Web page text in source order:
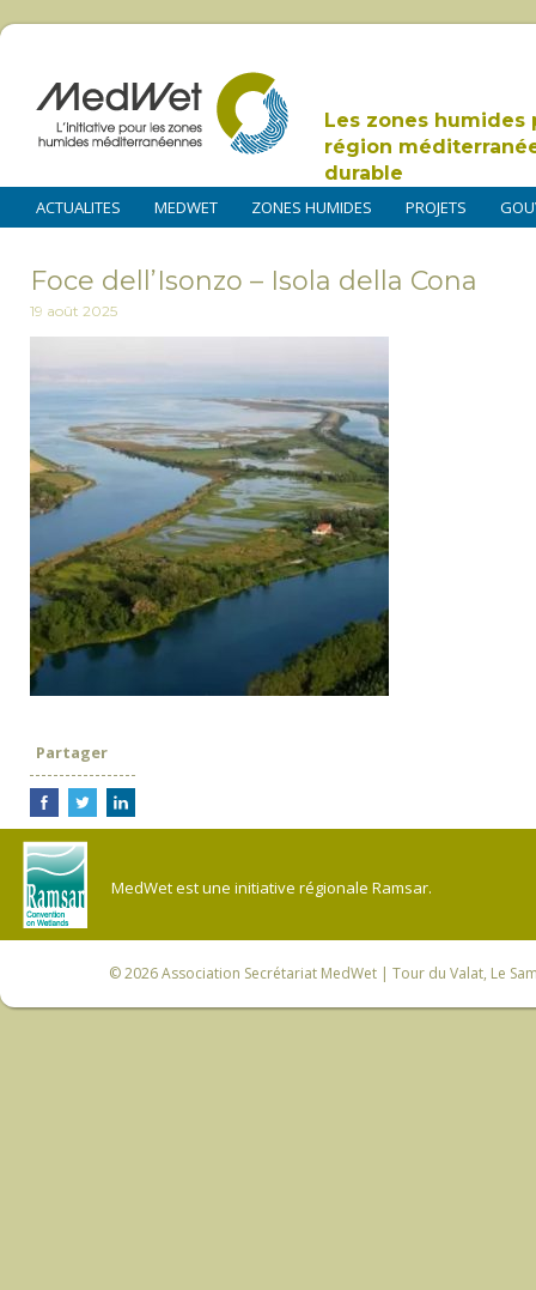
Les zones humides
région
durable
ACTUALITES MEDWET ZONES HUMIDES PROJETS
Foce dell’Isonzo – Isola della Cona
19 août 2025
Partager
MedWet est une initiative régionale Ramsar.
© 2026Association Secrétariat MedWet | Tour du Valat, Le